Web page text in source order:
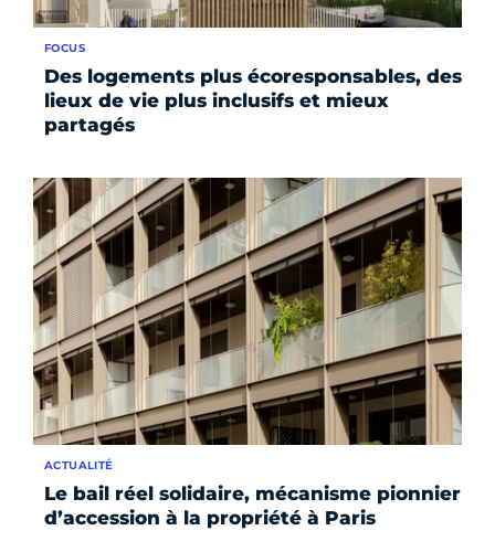
Des logements plus écoresponsables, des
lieux de vie plus inclusifs et mieux
partagés
FOCUS
Le bail réel solidaire, mécanisme pionnier
d’accession à la propriété à Paris
ACTUALITÉ